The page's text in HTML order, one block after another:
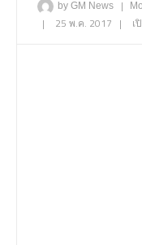
by GM News |
| 25 พ.ค. 2017 | เ